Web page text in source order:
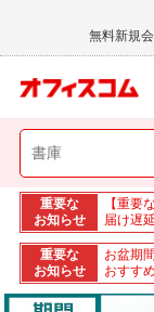
無料新規
重要な
お知らせ
【重要
届け遅
重要な
お知らせ
お盆期
おすす